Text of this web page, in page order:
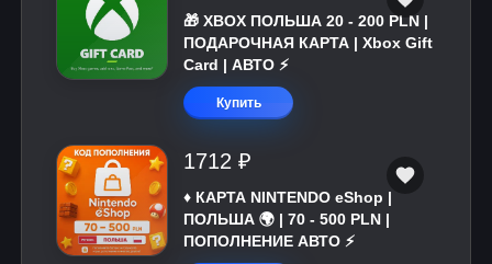
🎁 XBOX ПОЛЬША 20 - 200 PLN |
ПОДАРОЧНАЯ КАРТА | Xbox Gift
Card | АВТО ⚡
Купить
1712 ₽
♦️ КАРТА NINTENDO eShop |
ПОЛЬША 🌍 | 70 - 500 PLN |
ПОПОЛНЕНИЕ АВТО ⚡